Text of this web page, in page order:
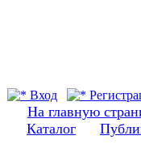
Вход
На главную
Каталог